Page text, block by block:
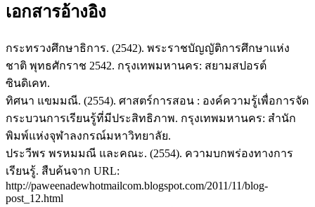
เอกสารอ้างอิง
กระทรวงศึกษาธิการ. (2542). พระราชบัญญัติการศึกษาแห่ง
ชาติ พุทธศักราช 2542. กรุงเทพมหานคร: สยามสปอรต์
ซินดิเคท.
ทิศนา แขมมณี. (2554). ศาสตร์การสอน : องค์ความรู้เพื่อการจัด
กระบวนการเรียนรู้ที่มีประสิทธิภาพ. กรุงเทพมหานคร: สำนัก
พิมพ์แห่งจุฬาลงกรณ์มหาวิทยาลัย.
ประวีพร พรหมมณี และคณะ. (2554). ความบกพร่องทางการ
เรียนรู้. สืบค้นจาก URL:
http://paweenadewhotmailcom.blogspot.com/2011/11/blog-
post_12.html